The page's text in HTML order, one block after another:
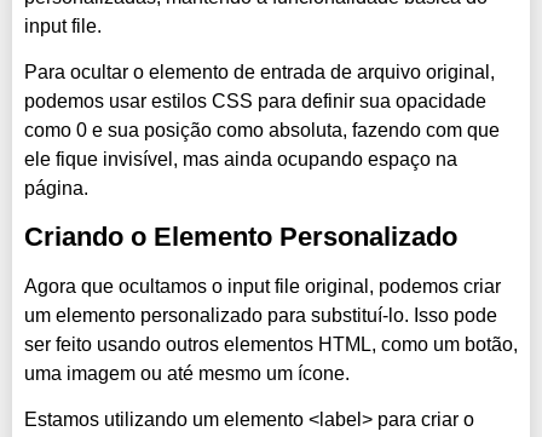
input file.
Para ocultar o elemento de entrada de arquivo original,
podemos usar estilos CSS para definir sua opacidade
como 0 e sua posição como absoluta, fazendo com que
ele fique invisível, mas ainda ocupando espaço na
página.
Criando o Elemento Personalizado
Agora que ocultamos o input file original, podemos criar
um elemento personalizado para substituí-lo. Isso pode
ser feito usando outros elementos HTML, como um botão,
uma imagem ou até mesmo um ícone.
Estamos utilizando um elemento <label> para criar o